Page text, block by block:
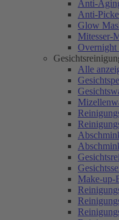
Anti-
Anti-
Glow
Mitesser-
Overnight
Alle
Make-up-